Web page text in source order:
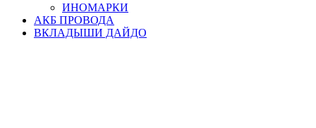
ИНОМАРКИ
АКБ ПРОВОДА
ВКЛАДЫШИ ДАЙДО